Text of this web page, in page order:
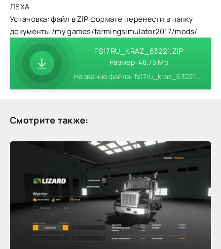
ЛЕХА
Установка: файл в ZIP формате перенести в папку
документы /my games/farmingsimulator2017/mods/
FS17RU_KRAZ_63221.ZIP
Размер: 48.75 Mb
Название файла: fs17ru_kraz_63221.zip
Смотрите также: